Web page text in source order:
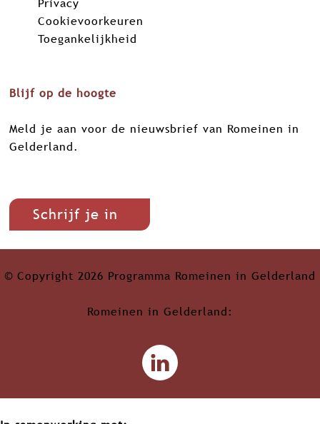
Cookievoorkeuren
Toegankelijkheid
Blijf op de hoogte
Meld je aan voor de nieuwsbrief van Romeinen in
Gelderland.
Schrijf je in
© Copyright 2026 Programma Romeinen in Gelderland
Romeinen in Gelderland:
L